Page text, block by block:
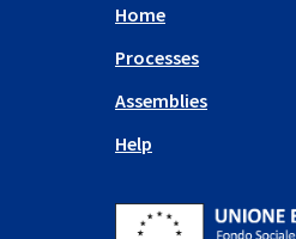
Home
Processes
Assemblies
Help